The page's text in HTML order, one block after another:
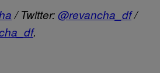
/ Twitter:@revancha_df/
.